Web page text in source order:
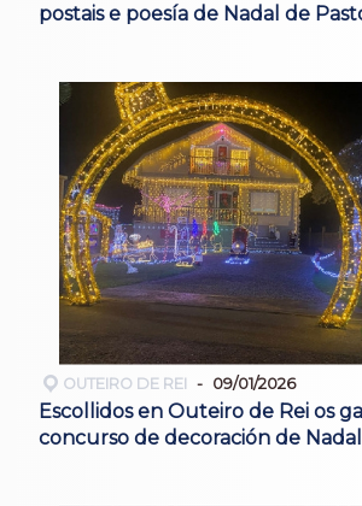
postais e poesía de Nadal de
OUTEIRO DE REI 09/01/2026
Escollidos en Outeiro de Rei os
concurso de decoración de Nadal